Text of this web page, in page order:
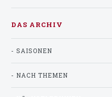
DAS ARCHIV
- SAISONEN
- NACH THEMEN